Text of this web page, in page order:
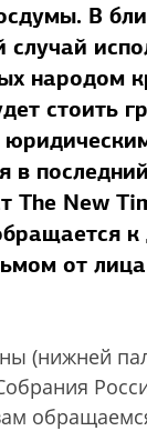
В
народом
стоить
The New
к
от лица
(нижней